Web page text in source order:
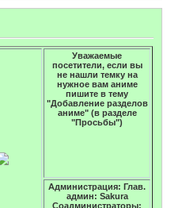
Уважаемые
посетители, если вы
не нашли темку на
нужное вам аниме
пишите в тему
"Добавление разделов
аниме" (в разделе
"Просьбы")
Администрация: Глав.
админ: Sakura
Соадминистраторы: